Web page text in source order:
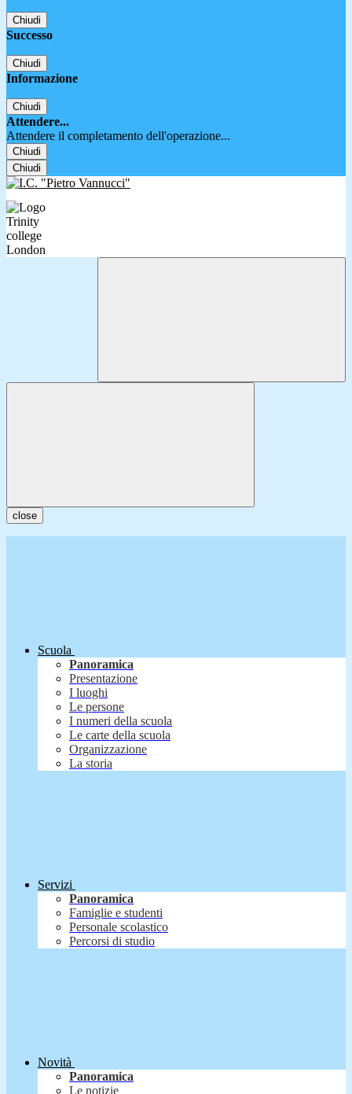
Chiudi
Successo
Chiudi
Informazione
Chiudi
Attendere...
Attendere il completamento dell'operazione...
Chiudi
Chiudi
close
Scuola
Panoramica
Presentazione
I luoghi
Le persone
I numeri della scuola
Le carte della scuola
Organizzazione
La storia
Servizi
Panoramica
Famiglie e studenti
Personale scolastico
Percorsi di studio
Novità
Panoramica
Le notizie